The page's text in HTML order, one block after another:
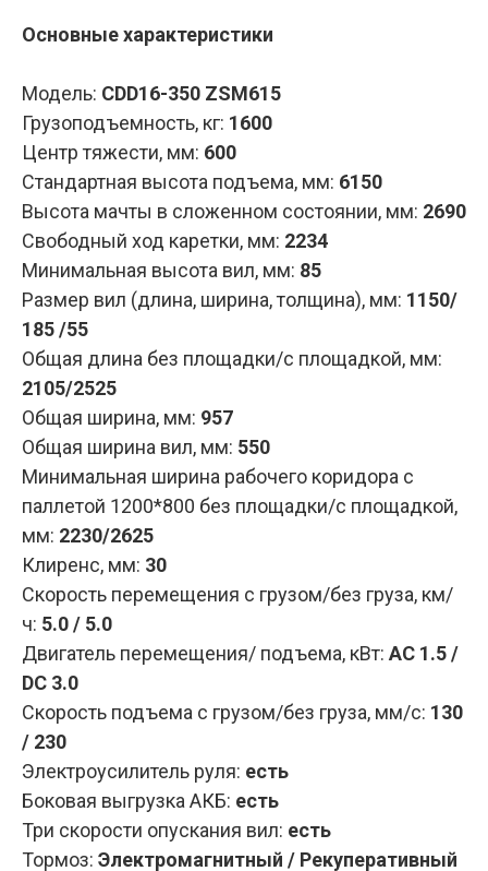
Основные характеристики
Модель: CDD16-350 ZSM615
Грузоподъемность, кг: 1600
Центр тяжести, мм: 600
Стандартная высота подъема, мм: 6150
Высота мачты в сложенном состоянии, мм: 2690
Свободный ход каретки, мм: 2234
Минимальная высота вил, мм: 85
Размер вил (длина, ширина, толщина), мм: 1150/
185 /55
Общая длина без площадки/с площадкой, мм:
2105/2525
Общая ширина, мм: 957
Общая ширина вил, мм: 550
Минимальная ширина рабочего коридора с
паллетой 1200*800 без площадки/с площадкой,
мм: 2230/2625
Клиренс, мм: 30
Скорость перемещения с грузом/без груза, км/
ч: 5.0 / 5.0
Двигатель перемещения/ подъема, кВт: AC 1.5 /
DC 3.0
Скорость подъема с грузом/без груза, мм/с: 130
/ 230
Электроусилитель руля: есть
Боковая выгрузка АКБ: есть
Три скорости опускания вил: есть
Тормоз: Электромагнитный / Рекуперативный